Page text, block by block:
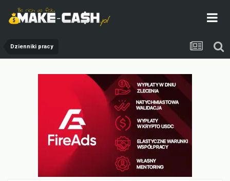
Dzienniki pracy